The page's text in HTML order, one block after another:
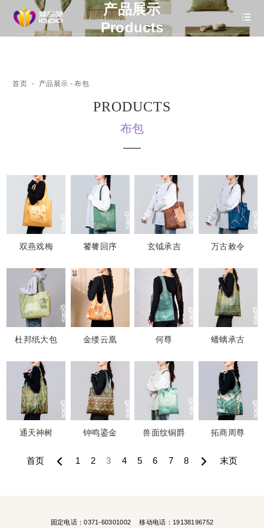
产品展示
Products
首页 - 产品展示 - 布包
PRODUCTS
布包
双燕戏梅 饕餮回序 玄钺承吉 万古敕令
杜邦纸大包 金缕云凰 何尊 蟠螭承古
通天神树 钟鸣鎏金 兽面纹铜爵 拓商周尊
首页 1 2 3 4 5 6 7 8 末页
固定电话：0371-60301002 移动电话：19138196752